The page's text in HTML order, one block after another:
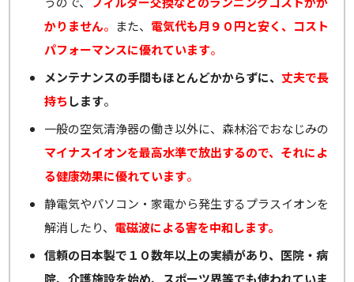
かりません。 また、 電気代も月９０円と安く、コスト
パフォーマンスに優れています。
メンテナンスの手間もほとんどかからずに、丈夫で長
持ちします。
一般の空気清浄器の働き以外に、森林浴でおなじみの
マイナスイオンを最高水準で放出するので、それによ
る健康効果に優れています。
静電気やパソコン・家電から発生するプラスイオンを
解消したり、 電磁波による害を中和します。
信頼の日本製で１０数年以上の実績があり、医院・病
院、介護施設を始め、スポーツ界等でも使われていま